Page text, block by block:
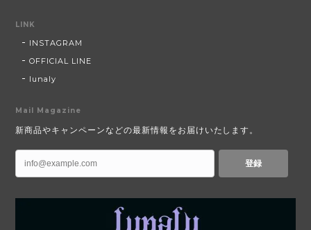
LINK
INSTAGRAM
OFFICIAL LINE
lunaly
Mail Magazine
新商品やキャンペーンなどの最新情報をお届けいたします。
登録